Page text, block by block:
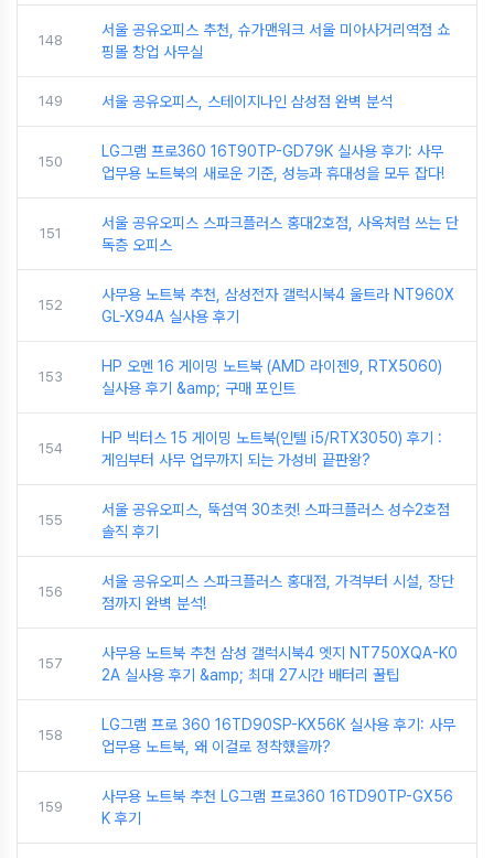
148
서울 공유오피스 추천, 슈가맨워크 서울 미아사거리역점 쇼
핑몰 창업 사무실
149 서울 공유오피스, 스테이지나인 삼성점 완벽 분석
150
LG그램 프로360 16T90TP-GD79K 실사용 후기: 사무
업무용 노트북의 새로운 기준, 성능과 휴대성을 모두 잡다!
151
서울 공유오피스 스파크플러스 홍대2호점, 사옥처럼 쓰는 단
독층 오피스
152
사무용 노트북 추천, 삼성전자 갤럭시북4 울트라 NT960X
GL-X94A 실사용 후기
153
HP 오멘 16 게이밍 노트북 (AMD 라이젠9, RTX5060)
실사용 후기 &amp; 구매 포인트
154
HP 빅터스 15 게이밍 노트북(인텔 i5/RTX3050) 후기 :
게임부터 사무 업무까지 되는 가성비 끝판왕?
155
서울 공유오피스, 뚝섬역 30초컷! 스파크플러스 성수2호점
솔직 후기
156
서울 공유오피스 스파크플러스 홍대점, 가격부터 시설, 장단
점까지 완벽 분석!
157
사무용 노트북 추천 삼성 갤럭시북4 엣지 NT750XQA-K0
2A 실사용 후기 &amp; 최대 27시간 배터리 꿀팁
158
LG그램 프로 360 16TD90SP-KX56K 실사용 후기: 사무
업무용 노트북, 왜 이걸로 정착했을까?
159
사무용 노트북 추천 LG그램 프로360 16TD90TP-GX56
K 후기